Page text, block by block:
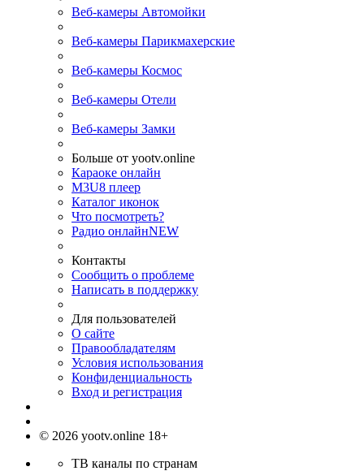
Веб-камеры Автомойки
Веб-камеры Парикмахерские
Веб-камеры Космос
Веб-камеры Отели
Веб-камеры Замки
Больше от yootv.online
Караоке онлайн
M3U8 плеер
Каталог иконок
Что посмотреть?
Радио онлайнNEW
Контакты
Сообщить о проблеме
Написать в поддержку
Для пользователей
О сайте
Правообладателям
Условия использования
Конфиденциальность
Вход и регистрация
© 2026 yootv.online 18+
ТВ каналы по странам